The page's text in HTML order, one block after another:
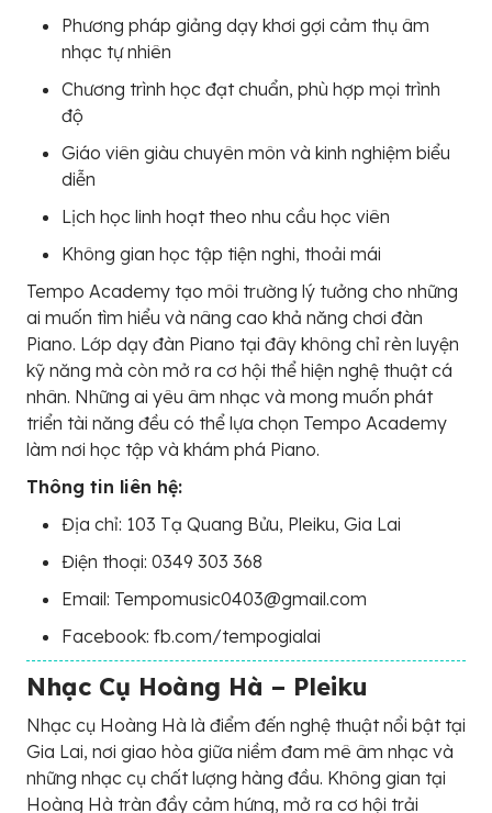
Phương pháp giảng dạy khơi gợi cảm thụ âm
nhạc tự nhiên
Chương trình học đạt chuẩn, phù hợp mọi trình
độ
Giáo viên giàu chuyên môn và kinh nghiệm biểu
diễn
Lịch học linh hoạt theo nhu cầu học viên
Không gian học tập tiện nghi, thoải mái
Tempo Academy tạo môi trường lý tưởng cho những
ai muốn tìm hiểu và nâng cao khả năng chơi đàn
Piano. Lớp dạy đàn Piano tại đây không chỉ rèn luyện
kỹ năng mà còn mở ra cơ hội thể hiện nghệ thuật cá
nhân. Những ai yêu âm nhạc và mong muốn phát
triển tài năng đều có thể lựa chọn Tempo Academy
làm nơi học tập và khám phá Piano.
Thông tin liên hệ:
Địa chỉ: 103 Tạ Quang Bửu, Pleiku, Gia Lai
Điện thoại: 0349 303 368
Email: Tempomusic0403@gmail.com
Facebook: fb.com/tempogialai
Nhạc Cụ Hoàng Hà – Pleiku
Nhạc cụ Hoàng Hà là điểm đến nghệ thuật nổi bật tại
Gia Lai, nơi giao hòa giữa niềm đam mê âm nhạc và
những nhạc cụ chất lượng hàng đầu. Không gian tại
Hoàng Hà tràn đầy cảm hứng, mở ra cơ hội trải